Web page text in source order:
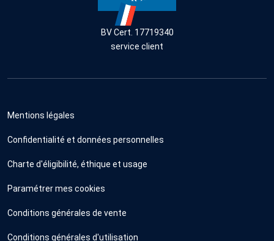
BV Cert. 17719340
service client
Mentions légales
Confidentialité et données personnelles
Charte d'éligibilité, éthique et usage
Paramétrer mes cookies
Conditions générales de vente
Conditions générales d'utilisation